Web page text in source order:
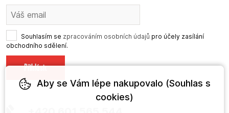
Souhlasím se zpracováním osobních údajů pro účely zasílání
obchodního sdělení.
Aby se Vám lépe nakupovalo (Souhlas s
cookies)